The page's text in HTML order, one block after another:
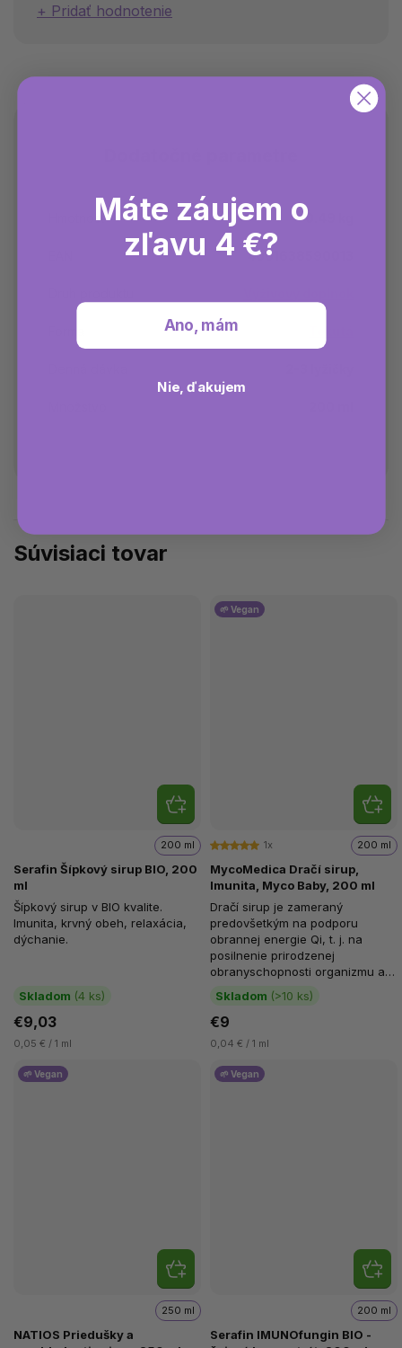
Pridať hodnotenie
Hmotnosť 0.49 kg
4001638590013
Súvisiaci tovar
Serafin Šípkový sirup BIO, 200
ml
Skladom (4 ks)
200 ml
€9,03
0,05 € / 1 ml
Šípkový sirup v BIO kvalite.
Imunita, krvný obeh, relaxácia,
dýchanie.
🌱 Vegan
MycoMedica Dračí sirup,
Imunita, Myco Baby, 200 ml
1x
Skladom (>10 ks)
200 ml
€9
0,04 € / 1 ml
Dračí sirup je zameraný
predovšetkým na podporu
obrannej energie Qi, t. j. na
posilnenie prirodzenej
obranyschopnosti organizmu a
na doplnenie celkovej sily pri
únave a...
🌱 Vegan
NATIOS Priedušky a
250 ml
🌱 Vegan
Serafin IMUNOfungin BIO -
200 ml
Máte záujem o
zľavu 4 €?
Ano, mám
Nie, ďakujem